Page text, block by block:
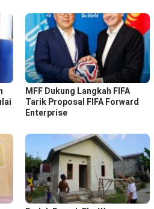
MFF Dukung Langkah FIFA
Tarik Proposal FIFA Forward
Enterprise